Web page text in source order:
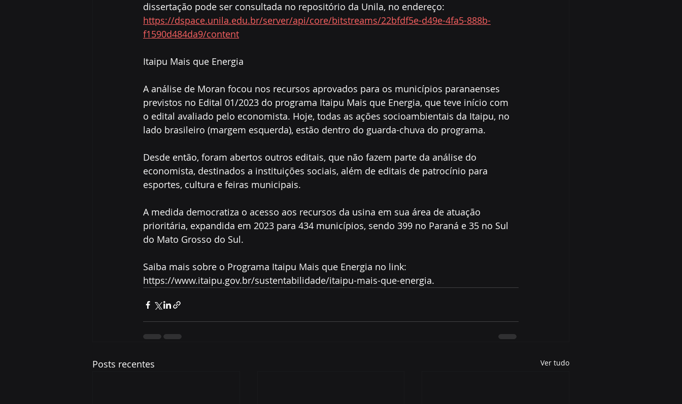
dissertação pode ser consultada no repositório da Unila, no endereço:
https://dspace.unila.edu.br/server/api/core/bitstreams/22bfdf5e-d49e-4fa5-888b-
f1590d484da9/content
Itaipu Mais que Energia
A análise de Moran focou nos recursos aprovados para os municípios paranaenses
previstos no Edital 01/2023 do programa Itaipu Mais que Energia, que teve início com
o edital avaliado pelo economista. Hoje, todas as ações socioambientais da Itaipu, no
lado brasileiro (margem esquerda), estão dentro do guarda-chuva do programa.
Desde então, foram abertos outros editais, que não fazem parte da análise do
economista, destinados a instituições sociais, além de editais de patrocínio para
esportes, cultura e feiras municipais.
A medida democratiza o acesso aos recursos da usina em sua área de atuação
prioritária, expandida em 2023 para 434 municípios, sendo 399 no Paraná e 35 no Sul
do Mato Grosso do Sul.
Saiba mais sobre o Programa Itaipu Mais que Energia no link:
https://www.itaipu.gov.br/sustentabilidade/itaipu-mais-que-energia.
Posts recentes Ver tudo